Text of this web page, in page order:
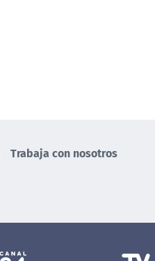
Trabaja con nosotros